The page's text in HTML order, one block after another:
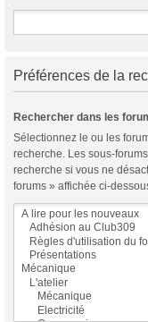
Préférences de la
Rechercher dans les
Sélectionnez le ou les
recherche. Les sous-
recherche si vous ne
forums » affichée ci-